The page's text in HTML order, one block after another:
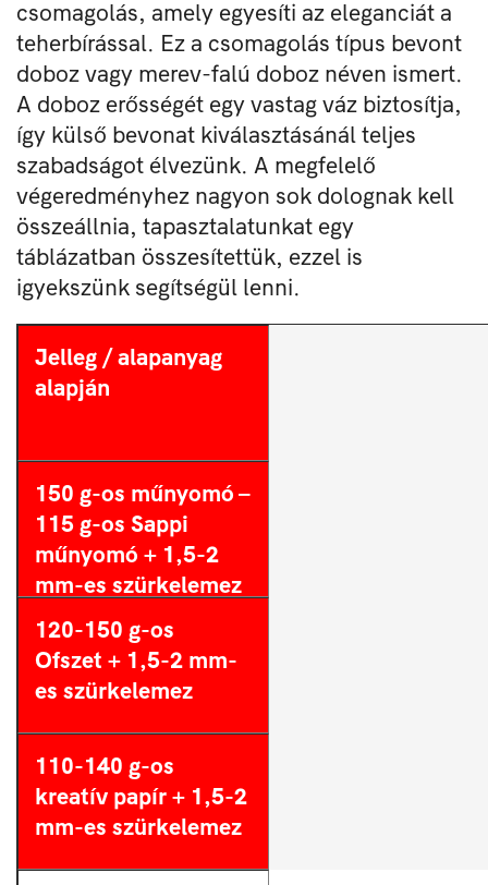
csomagolás, amely egyesíti az eleganciát a
teherbírással. Ez a csomagolás típus bevont
doboz vagy merev-falú doboz néven ismert.
A doboz erősségét egy vastag váz biztosítja,
így külső bevonat kiválasztásánál teljes
szabadságot élvezünk. A megfelelő
végeredményhez nagyon sok dolognak kell
összeállnia, tapasztalatunkat egy
táblázatban összesítettük, ezzel is
igyekszünk segítségül lenni.
Jelleg / alapanyag
alapján
150 g-os műnyomó –
115 g-os Sappi
műnyomó + 1,5-2
mm-es szürkelemez
120-150 g-os
Ofszet + 1,5-2 mm-
es szürkelemez
110-140 g-os
kreatív papír + 1,5-2
mm-es szürkelemez